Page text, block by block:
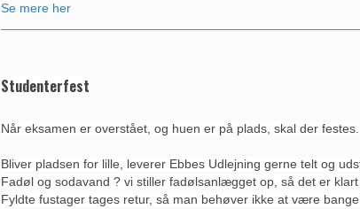
Se mere her
Studenterfest
Når eksamen er overstået, og huen er på plads, skal der festes.
Bliver pladsen for lille, leverer Ebbes Udlejning gerne telt og
Fadøl og sodavand ? vi stiller fadølsanlægget op, så det er
Fyldte fustager tages retur, så man behøver ikke at være